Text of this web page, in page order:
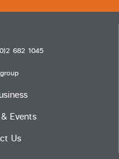
682 1045
Events
Us